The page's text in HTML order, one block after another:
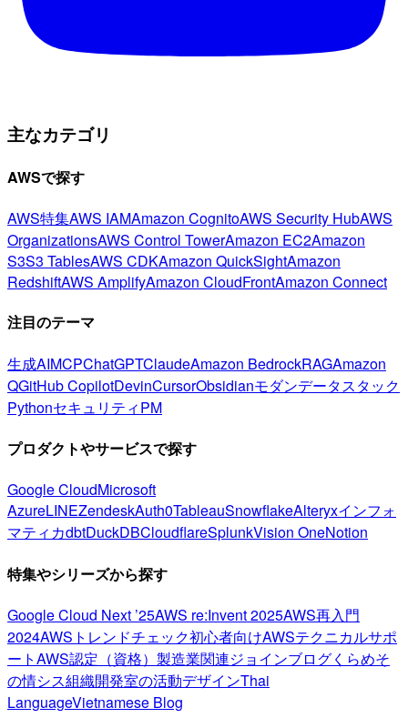
主なカテゴリ
AWSで探す
AWS特集AWS IAMAmazon CognitoAWS Security HubAWS
OrganizationsAWS Control TowerAmazon EC2Amazon
S3S3 TablesAWS CDKAmazon QuickSightAmazon
RedshiftAWS AmplifyAmazon CloudFrontAmazon Connect
注目のテーマ
生成AIMCPChatGPTClaudeAmazon BedrockRAGAmazon
QGitHub CopilotDevinCursorObsidianモダンデータスタック
PythonセキュリティPM
プロダクトやサービスで探す
Google CloudMicrosoft
AzureLINEZendeskAuth0TableauSnowflakeAlteryxインフォ
マティカdbtDuckDBCloudflareSplunkVision OneNotion
特集やシリーズから探す
Google Cloud Next ’25AWS re:Invent 2025AWS再入門
2024AWSトレンドチェック初心者向けAWSテクニカルサポ
ートAWS認定（資格） 製造業関連ジョインブログくらめそ
の情シス組織開発室の活動デザインThai
LanguageVietnamese Blog